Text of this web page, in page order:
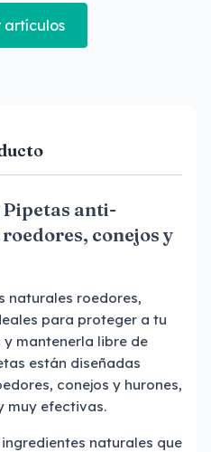
artículos
anti-
conejos y
naturales roedores,
para proteger a tu
mantenerla libre de
están diseñadas
conejos y hurones,
muy efectivas.
naturales que